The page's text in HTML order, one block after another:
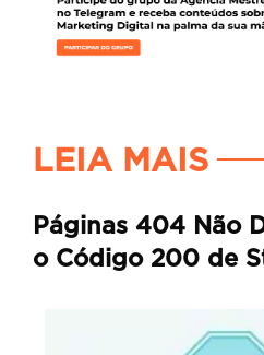
LEIA MAIS
Páginas 404 Não
o Código 200 de